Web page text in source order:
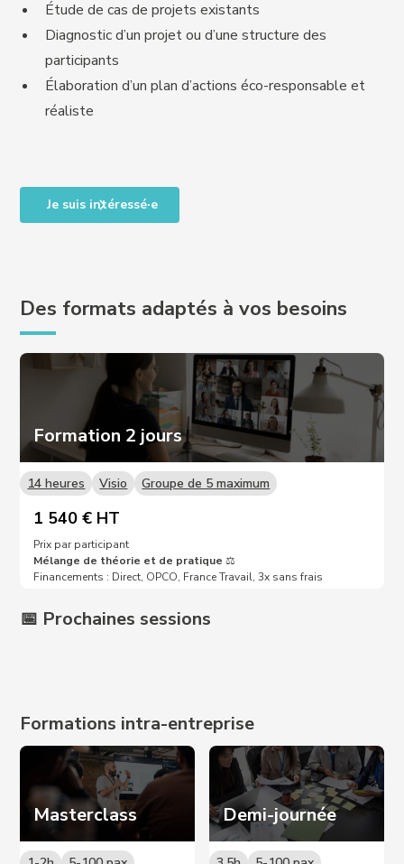
Étude de cas de projets existants
Diagnostic d’un projet ou d’une structure des
participants
Élaboration d’un plan d’actions éco-responsable et
réaliste
Je suis intéressé·e
Des formats adaptés à vos besoins
Formation 2 jours
14 heures Visio Groupe de 5 maximum
1 540 € HT
Prix par participant
Mélange de théorie et de pratique⚖️
Financements : Direct, OPCO, France Travail, 3x sans frais
📅 Prochaines sessions
Formations intra-entreprise
Masterclass Demi-journée